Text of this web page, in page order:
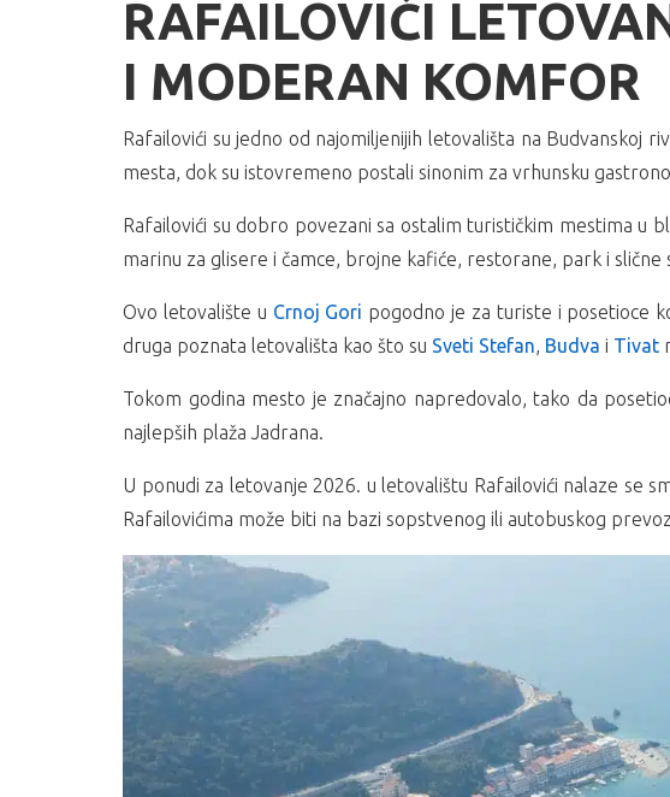
RAFAILOVIĆI
I MODERAN KOMFOR
Rafailovići su jedno od najomiljenijih letovališta na Budvanskoj
mesta, dok su istovremeno postali sinonim za vrhunsku
Rafailovići su dobro povezani sa ostalim turističkim mestima u
marinu za glisere i čamce, brojne kafiće, restorane, park i
Ovo letovalište u Crnoj Gori pogodno je za turiste i posetioce
druga poznata letovališta kao što su Sveti Stefan, Budva i Tivat
Tokom godina mesto je značajno napredovalo, tako da
najlepših plaža Jadrana.
U ponudi za letovanje 2026. u letovalištu Rafailovići nalaze se
Rafailovićima može biti na bazi sopstvenog ili autobuskog